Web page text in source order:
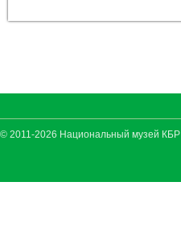
© 2011-2026 Национальный музей КБР